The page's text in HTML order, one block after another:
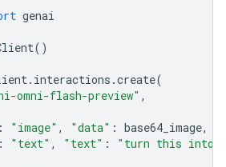
genai
()
. interactions .create(
omni-flash-preview" ,
: "image" , "data" : base64_image,
: "text" , "text" :
"turn this into